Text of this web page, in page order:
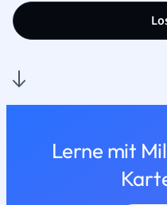
Lerne mit